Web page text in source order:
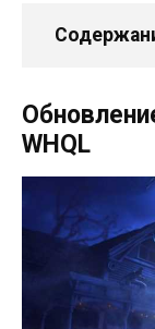
WHQL